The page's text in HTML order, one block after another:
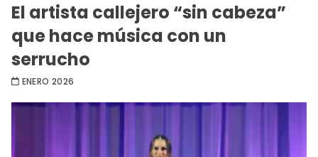
El artista callejero “sin cabeza”
que hace música con un
serrucho
ENERO 2026